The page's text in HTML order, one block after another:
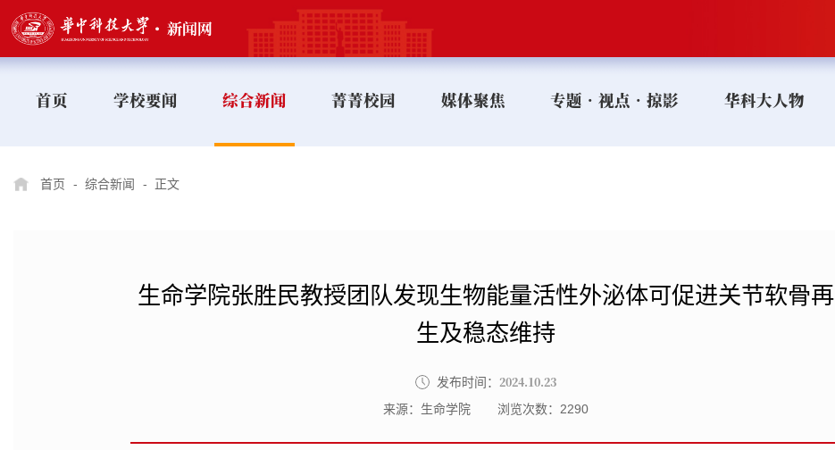
首页 学校要闻 综合新闻 菁菁校园 媒体聚焦 专题•视点•掠影 华科大人物
首页 - 综合新闻 - 正文
生命学院张胜民教授团队发现生物能量活性外泌体可促进关节软骨再
生及稳态维持
发布时间： 2024.10.23
来源：生命学院 浏览次数： 2290